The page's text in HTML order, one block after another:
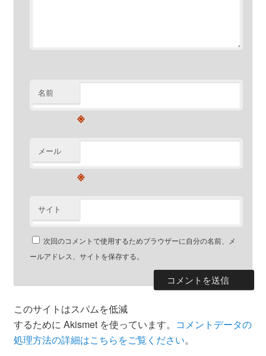
名前
※
メール
※
サイト
次回のコメントで使用するためブラウザーに自分の名前、メ
ールアドレス、サイトを保存する。
このサイトはスパムを低減
するために Akismet を使っています。 コメントデータの
処理方法の詳細はこちらをご覧ください。